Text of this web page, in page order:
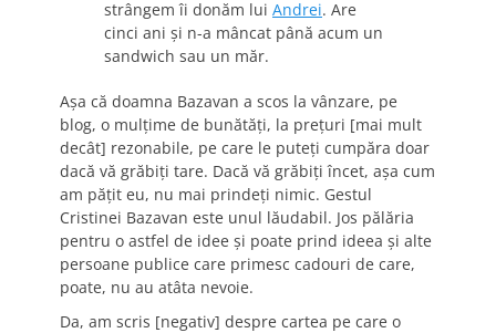
strângem îi donăm lui Andrei. Are
cinci ani şi n-a mâncat până acum un
sandwich sau un măr.
Aşa că doamna Bazavan a scos la vânzare, pe
blog, o mulţime de bunătăţi, la preţuri [mai mult
decât] rezonabile, pe care le puteţi cumpăra doar
dacă vă grăbiţi tare. Dacă vă grăbiţi încet, aşa cum
am păţit eu, nu mai prindeţi nimic. Gestul
Cristinei Bazavan este unul lăudabil. Jos pălăria
pentru o astfel de idee şi poate prind ideea şi alte
persoane publice care primesc cadouri de care,
poate, nu au atâta nevoie.
Da, am scris [negativ] despre cartea pe care o